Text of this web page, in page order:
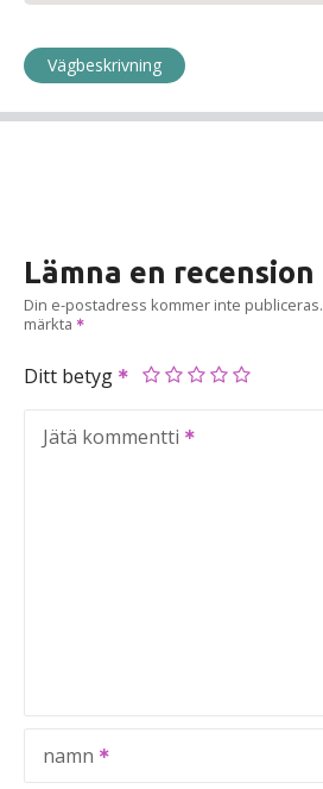
Vägbeskrivning
Lämna en recension
Din e-postadress kommer inte publiceras.
märkta
Ditt betyg
Jätä kommentti
namn